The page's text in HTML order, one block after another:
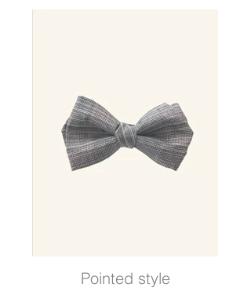
Pointed style